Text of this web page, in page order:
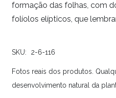
formação das folhas, com
folíolos elípticos, que
SKU: 2-6-116
Fotos reais dos produtos.
desenvolvimento natural da